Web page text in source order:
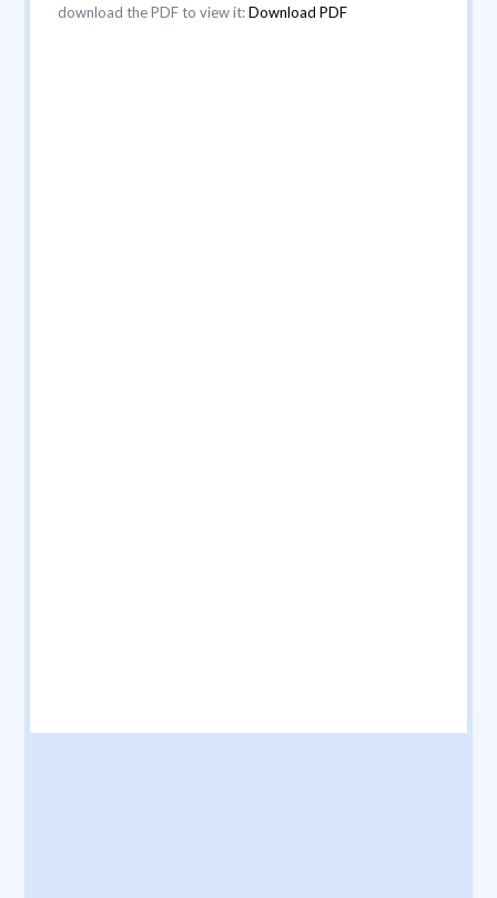
download the PDF to view it:Download PDF